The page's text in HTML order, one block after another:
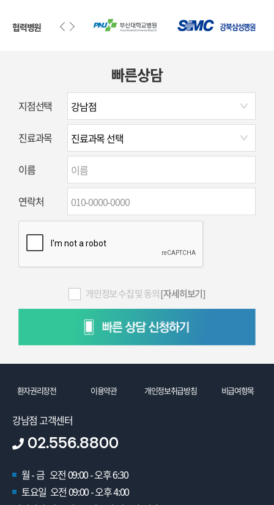
협력병원
빠른상담
지점선택
진료과목
이름
연락처
개인정보 수집 및 동의[자세히보기]
환자권리장전 이용약관 개인정보취급방침 비급여항목
강남점 고객센터
02.556.8800
월 - 금 오전 09:00 - 오후 6:30
토요일 오전 09:00 - 오후 4:00